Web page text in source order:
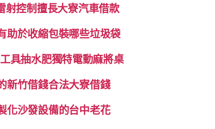
射控制擅長大寮汽車借款
助於收縮包裝哪些垃圾袋
具抽水肥獨特電動麻將桌
新竹借錢合法大寮借錢
化沙發設備的台中老花